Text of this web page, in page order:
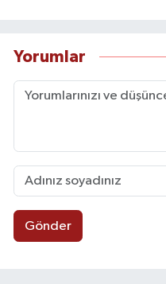
Yorumlar
Gönder